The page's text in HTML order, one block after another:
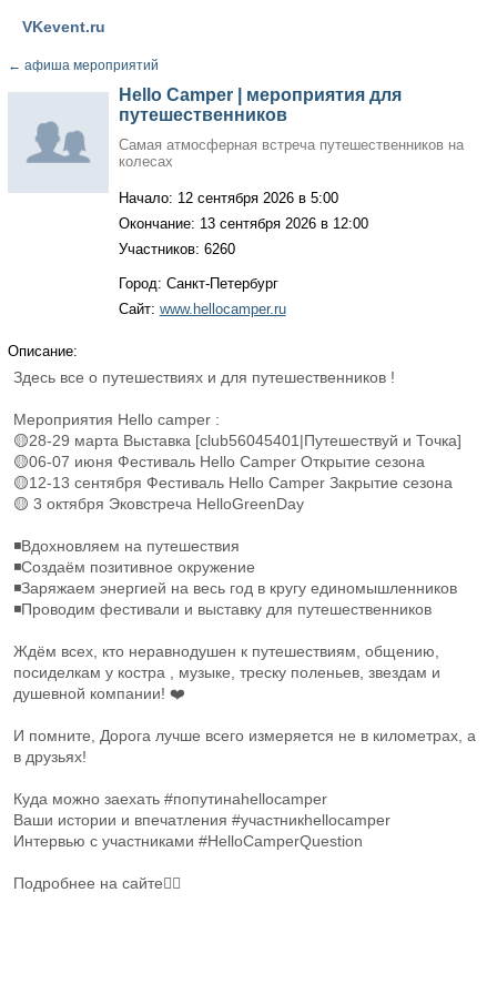
VKevent.ru
← афиша мероприятий
Hello Camper | мероприятия для
путешественников
Самая атмосферная встреча путешественников на
колесах
Начало: 12 сентября 2026 в 5:00
Окончание: 13 сентября 2026 в 12:00
Участников: 6260
Город: Санкт-Петербург
Сайт: www.hellocamper.ru
Описание:
Здесь все о путешествиях и для путешественников !
Мероприятия Hello camper :
🟡28-29 марта Выставка [club56045401|Путешествуй и Точка]
🟡06-07 июня Фестиваль Hello Camper Открытие сезона
🟡12-13 сентября Фестиваль Hello Camper Закрытие сезона
🟡 3 октября Эковстреча HelloGreenDay
◾Вдохновляем на путешествия
◾Создаём позитивное окружение
◾Заряжаем энергией на весь год в кругу единомышленников
◾Проводим фестивали и выставку для путешественников
Ждём всех, кто неравнодушен к путешествиям, общению,
посиделкам у костра , музыке, треску поленьев, звездам и
душевной компании! ❤️
И помните, Дорога лучше всего измеряется не в километрах, а
в друзьях!
Куда можно заехать #попутинаhellocamper
Ваши истории и впечатления #участникhellocamper
Интервью с участниками #HelloCamperQuestion
Подробнее на сайте👇🏻